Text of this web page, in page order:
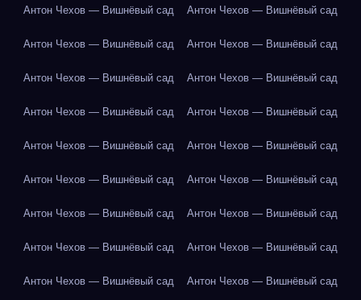
Антон Чехов — Вишнёвый сад Антон Чехов — Вишнёвый сад
Антон Чехов — Вишнёвый сад Антон Чехов — Вишнёвый сад
Антон Чехов — Вишнёвый сад Антон Чехов — Вишнёвый сад
Антон Чехов — Вишнёвый сад Антон Чехов — Вишнёвый сад
Антон Чехов — Вишнёвый сад Антон Чехов — Вишнёвый сад
Антон Чехов — Вишнёвый сад Антон Чехов — Вишнёвый сад
Антон Чехов — Вишнёвый сад Антон Чехов — Вишнёвый сад
Антон Чехов — Вишнёвый сад Антон Чехов — Вишнёвый сад
Антон Чехов — Вишнёвый сад Антон Чехов — Вишнёвый сад